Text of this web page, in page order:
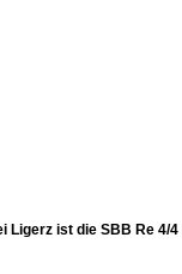
ist die SBB Re 4/